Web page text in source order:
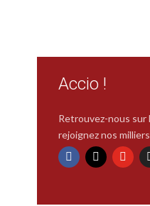
Accio !
Retrouvez-nous sur
rejoignez nos